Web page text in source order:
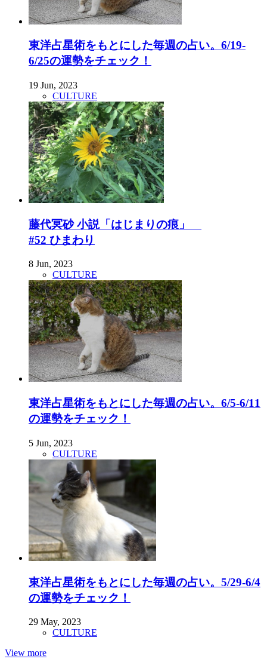
東洋占星術をもとにした毎週の占い。6/19-
6/25の運勢をチェック！
19 Jun, 2023
CULTURE
藤代冥砂 小説「はじまりの痕」
#52 ひまわり
8 Jun, 2023
CULTURE
東洋占星術をもとにした毎週の占い。6/5-6/11
の運勢をチェック！
5 Jun, 2023
CULTURE
東洋占星術をもとにした毎週の占い。5/29-6/4
の運勢をチェック！
29 May, 2023
CULTURE
View more